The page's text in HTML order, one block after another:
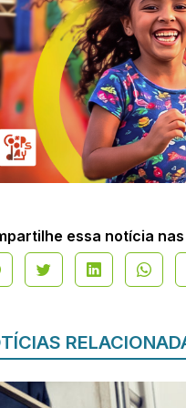
essa notícia